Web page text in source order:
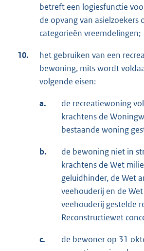
betreft een logiesfunctie
de opvang van asielzoekers
categorieën vreemdelingen;
10.
het gebruiken van een
bewoning, mits wordt
volgende eisen:
a.
de recreatiewoning
krachtens de
bestaande woning
b.
de bewoning niet in
krachtens de Wet
geluidhinder, de Wet
veehouderij en de
veehouderij gestelde
Reconstructiewet
c.
de bewoner op 31